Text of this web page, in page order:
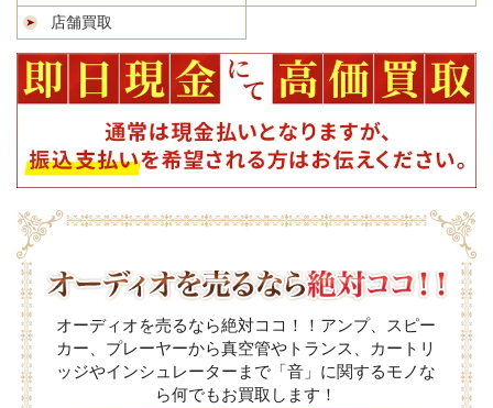
店舗買取
オーディオを売るなら絶対ココ！！アンプ、スピー
カー、プレーヤーから真空管やトランス、カートリ
ッジやインシュレーターまで「音」に関するモノな
ら何でもお買取します！